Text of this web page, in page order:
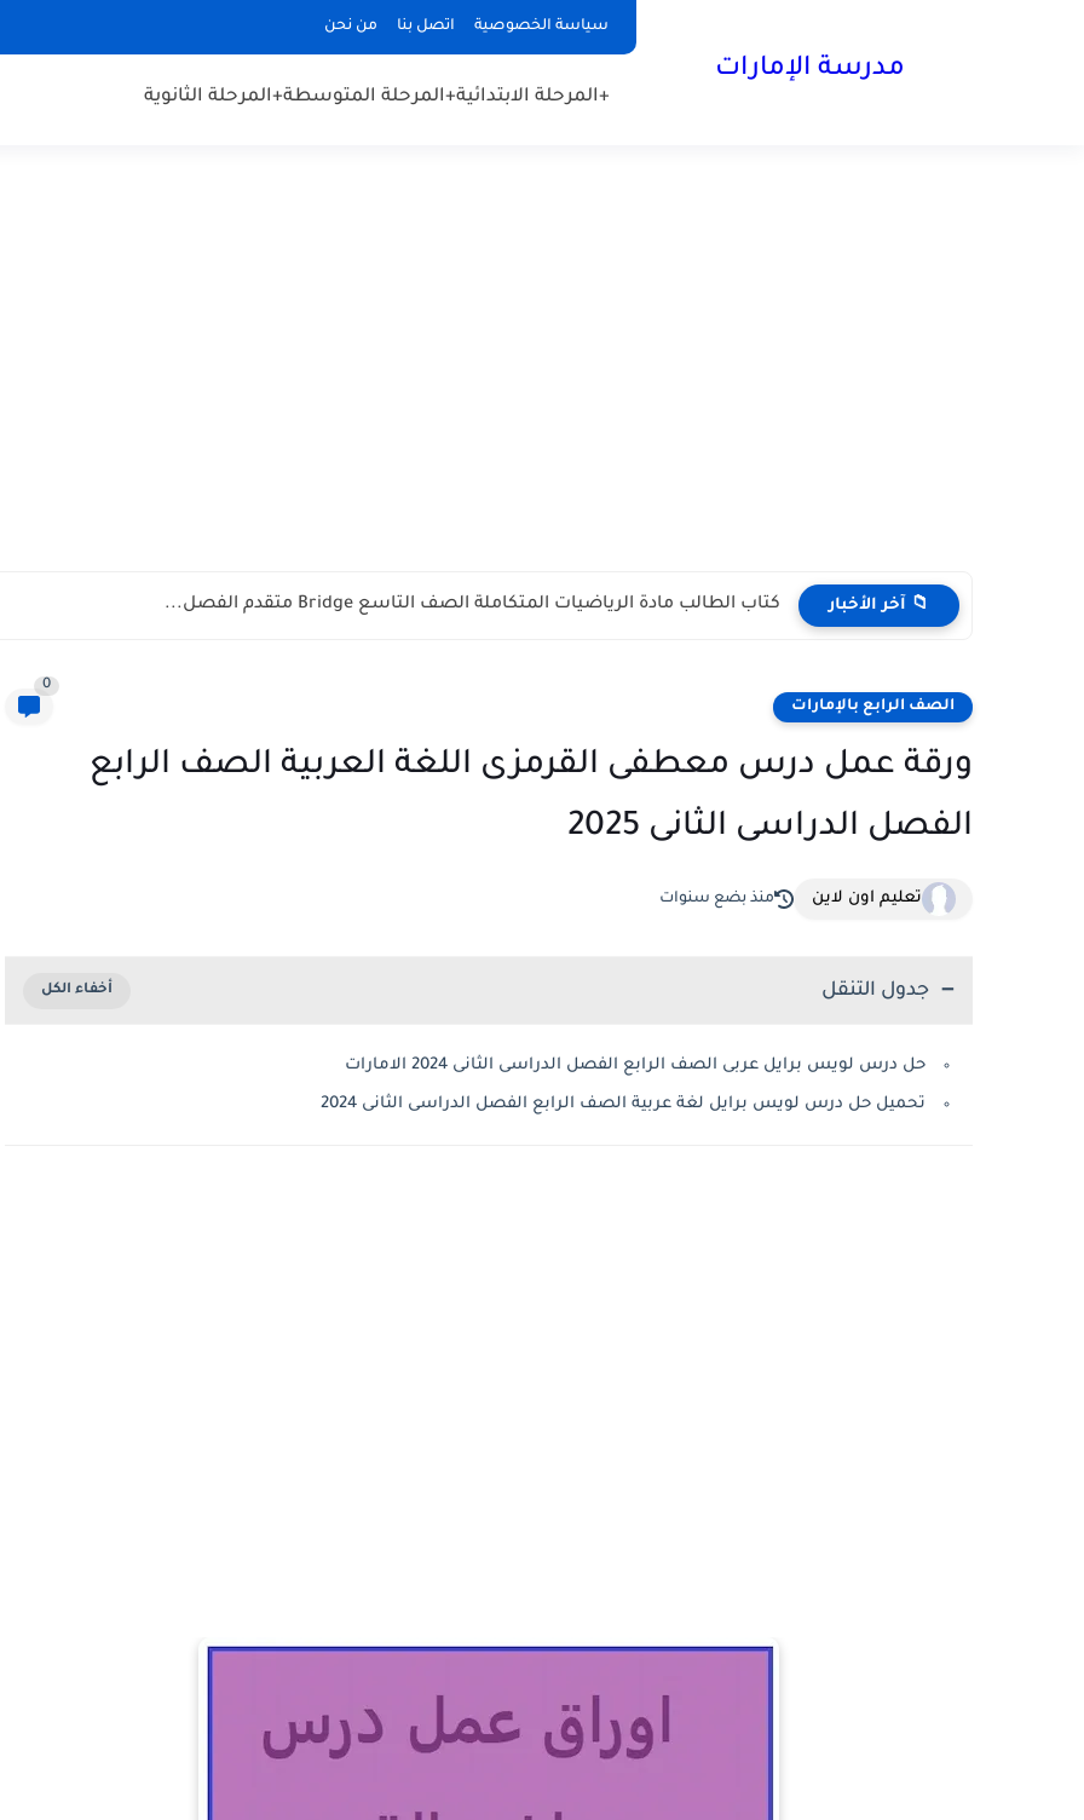
سياسة الخصوصية اتصل بنا من نحن
مدرسة الإمارات
+المرحلة الابتدائية+المرحلة المتوسطة+المرحلة الثانوية
📁 آخر الأخبار كتاب الطالب مادة الرياضيات المتكاملة الصف التاسع Bridge متقدم الفصل...
الصف الرابع بالإمارات
0
ورقة عمل درس معطفى القرمزى اللغة العربية الصف الرابع
الفصل الدراسى الثانى 2025
تعليم اون لاين منذ بضع سنوات
جدول التنقل
حل درس لويس برايل عربى الصف الرابع الفصل الدراسى الثانى 2024 الامارات
تحميل حل درس لويس برايل لغة عربية الصف الرابع الفصل الدراسى الثانى 2024